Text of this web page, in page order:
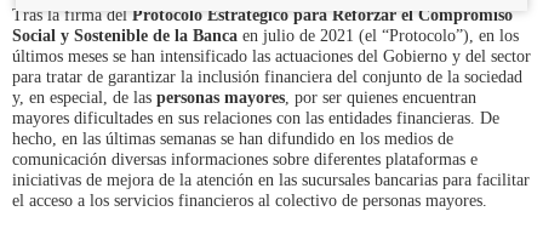
Tras la firma delProtocolo Estratégico para Reforzar el Compromiso
Social y Sostenible de la Banca en julio de 2021 (el “Protocolo”), en los
últimos meses se han intensificado las actuaciones del Gobierno y del sector
para tratar de garantizar la inclusión financiera del conjunto de la sociedad
y, en especial, de las personas mayores, por ser quienes encuentran
mayores dificultades en sus relaciones con las entidades financieras. De
hecho, en las últimas semanas se han difundido en los medios de
comunicación diversas informaciones sobre diferentes plataformas e
iniciativas de mejora de la atención en las sucursales bancarias para facilitar
el acceso a los servicios financieros al colectivo de personas mayores.